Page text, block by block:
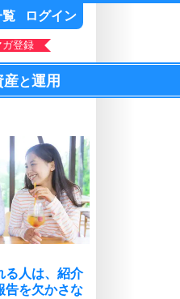
覧 ログイン
ガ登録
産と運用
る人は、紹介
告を欠かさな